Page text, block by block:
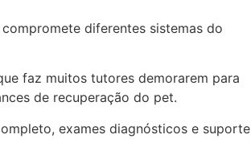
diferentes sistemas do
faz muitos tutores demorarem para
de recuperação do pet.
exames diagnósticos e suporte